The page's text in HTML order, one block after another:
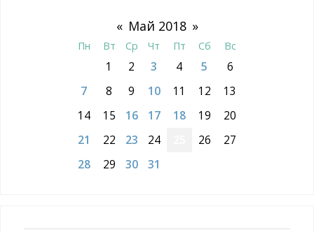
« Май 2018 »
Пн Вт Ср Чт Пт Сб Вс
1 2 3 4 5
6
7
8 9 10 11 12
13
14
15 16 17 18 19
20
21
22 23 24 26
27
28
29 30 31